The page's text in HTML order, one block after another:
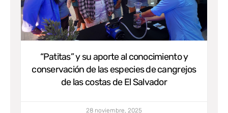
“Patitas” y su aporte al conocimiento y
conservación de las especies de cangrejos
de las costas de El Salvador
28 noviembre, 2025